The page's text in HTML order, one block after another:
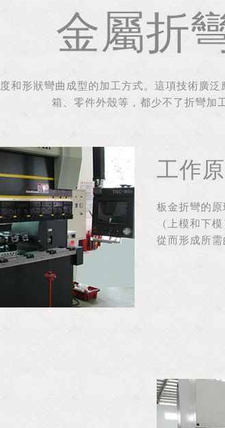
金屬折
和形狀彎曲成型的加工方式。這項技術廣
箱、零件外殼等，都少不了折彎加工
工作
板金折彎的
（上模和下
從而形成所需